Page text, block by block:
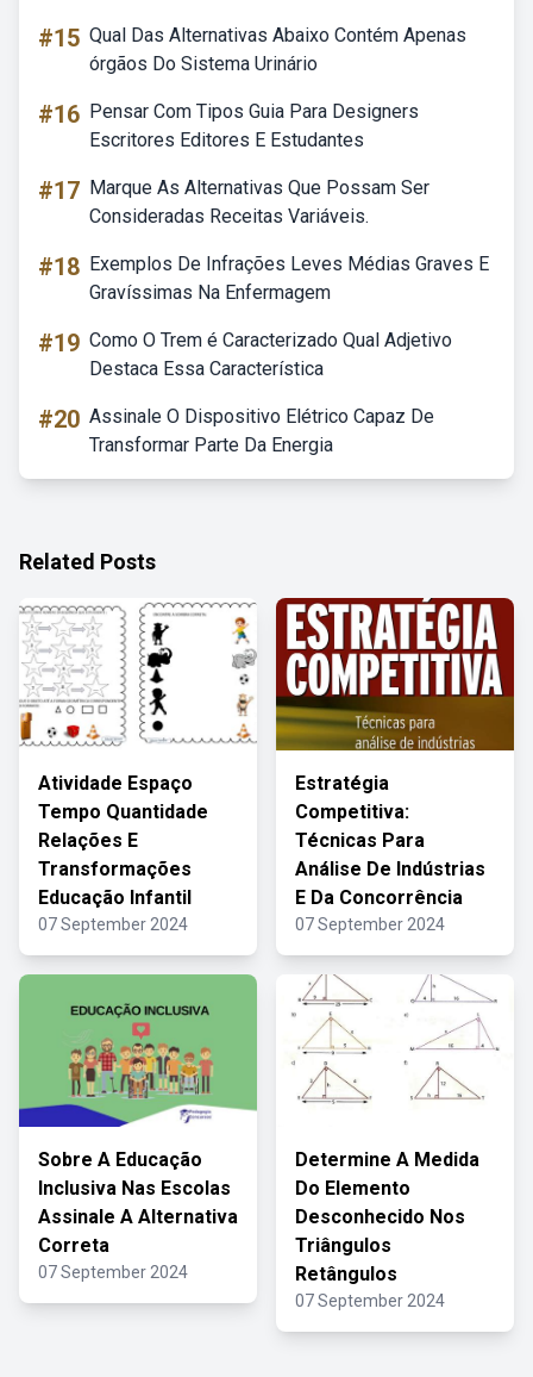
#15 Qual Das Alternativas Abaixo Contém Apenas
órgãos Do Sistema Urinário
#16 Pensar Com Tipos Guia Para Designers
Escritores Editores E Estudantes
#17 Marque As Alternativas Que Possam Ser
Consideradas Receitas Variáveis.
#18 Exemplos De Infrações Leves Médias Graves E
Gravíssimas Na Enfermagem
#19 Como O Trem é Caracterizado Qual Adjetivo
Destaca Essa Característica
#20 Assinale O Dispositivo Elétrico Capaz De
Transformar Parte Da Energia
Related Posts
Atividade Espaço
Tempo Quantidade
Relações E
Transformações
Educação Infantil
07 September 2024
Estratégia
Competitiva:
Técnicas Para
Análise De Indústrias
E Da Concorrência
07 September 2024
Sobre A Educação
Inclusiva Nas Escolas
Assinale A Alternativa
Correta
07 September 2024
Determine A Medida
Do Elemento
Desconhecido Nos
Triângulos
Retângulos
07 September 2024